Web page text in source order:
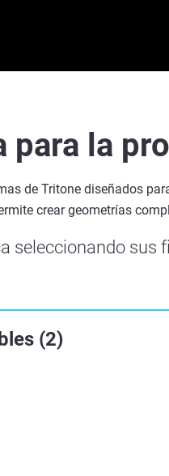
para la
de Tritone diseñados
crear geometrías
seleccionando sus
(2)